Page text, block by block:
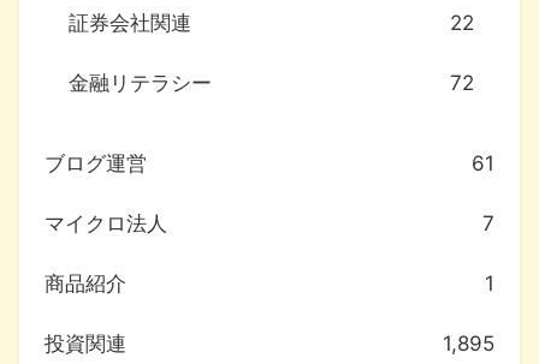
証券会社関連 22
金融リテラシー 72
ブログ運営 61
マイクロ法人 7
商品紹介 1
投資関連 1,895